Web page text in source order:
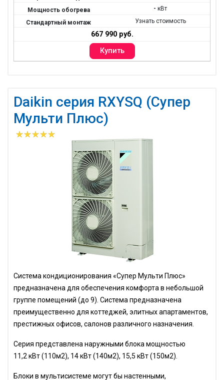
- кВт
Узнать стоимость
667 990 руб.
Daikin серия RXYSQ (Cупер
Мульти Плюс)
Система кондиционирования «Супер Мульти Плюс»
предназначена для обеспечения комфорта в небольшой
группе помещений (до 9). Система предназначена
преимущественно для коттеджей, элитных апартаментов,
престижных офисов, салонов различного назначения.
Серия представлена наружными блока мощностью
11,2 кВт (110м2), 14 кВт (140м2), 15,5 кВт (150м2).
Блоки в мультисистеме могут бы настенными,